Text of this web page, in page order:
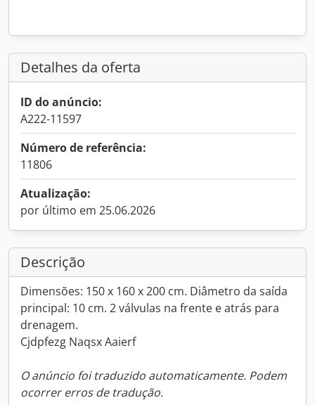
Detalhes da oferta
ID do anúncio:
A222-11597
Número de referência:
11806
Atualização:
por último em 25.06.2026
Descrição
Dimensões: 150 x 160 x 200 cm. Diâmetro da saída
principal: 10 cm. 2 válvulas na frente e atrás para
drenagem.
Cjdpfezg Naqsx Aaierf
O anúncio foi traduzido automaticamente. Podem
ocorrer erros de tradução.